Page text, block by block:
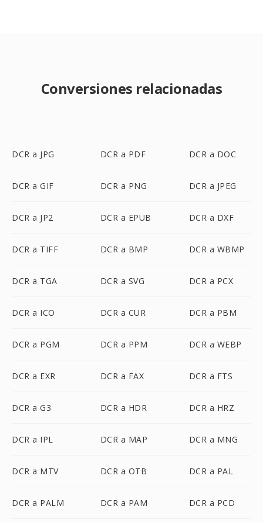
Conversiones relacionadas
DCR a JPG DCR a PDF DCR a DOC
DCR a GIF DCR a PNG DCR a JPEG
DCR a JP2 DCR a EPUB DCR a DXF
DCR a TIFF DCR a BMP DCR a WBMP
DCR a TGA DCR a SVG DCR a PCX
DCR a ICO DCR a CUR DCR a PBM
DCR a PGM DCR a PPM DCR a WEBP
DCR a EXR DCR a FAX DCR a FTS
DCR a G3 DCR a HDR DCR a HRZ
DCR a IPL DCR a MAP DCR a MNG
DCR a MTV DCR a OTB DCR a PAL
DCR a PALM DCR a PAM DCR a PCD